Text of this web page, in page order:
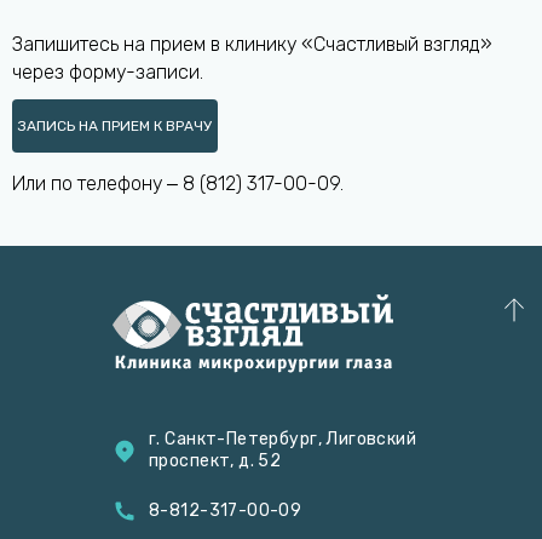
Запишитесь на прием в клинику «Счастливый взгляд»
через форму-записи.
ЗАПИСЬ НА ПРИЕМ К ВРАЧУ
Или по телефону ‒ 8 (812) 317-00-09.
г. Санкт-Петербург, Лиговский
проспект, д. 52
8-812-317-00-09